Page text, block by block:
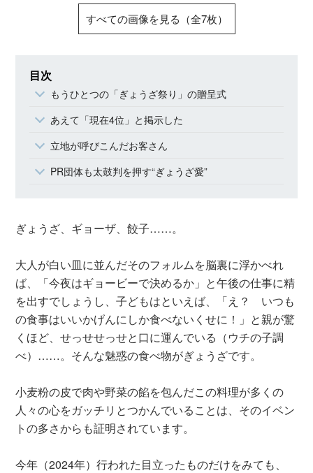
すべての画像を見る（全7枚）
目次
もうひとつの「ぎょうざ祭り」の贈呈式
あえて「現在4位」と掲示した
立地が呼びこんだお客さん
PR団体も太鼓判を押す“ぎょうざ愛”
ぎょうざ、ギョーザ、餃子……。
大人が白い皿に並んだそのフォルムを脳裏に浮かべれ
ば、「今夜はギョービーで決めるか」と午後の仕事に精
を出すでしょうし、子どもはといえば、「え？ いつも
の食事はいいかげんにしか食べないくせに！」と親が驚
くほど、せっせせっせと口に運んでいる（ウチの子調
べ）……。そんな魅惑の食べ物がぎょうざです。
小麦粉の皮で肉や野菜の餡を包んだこの料理が多くの
人々の心をガッチリとつかんでいることは、そのイベン
トの多さからも証明されています。
今年（2024年）行われた目立ったものだけをみても、